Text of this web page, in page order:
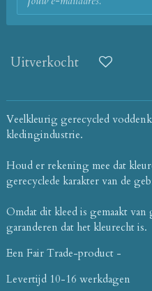
Uitverkocht
Veelkleurig gerecycled
kledingindustrie.
Houd er rekening mee dat
gerecyclede karakter van de
Omdat dit kleed is gemaakt
garanderen dat het kleurecht is.
Een Fair Trade-product -
Levertijd 10-16 werkdagen